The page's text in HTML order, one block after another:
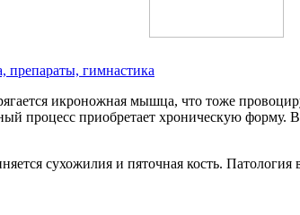
препараты, гимнастика
икроножная мышца, что тоже
процесс приобретает хроническую
сухожилия и пяточная кость.